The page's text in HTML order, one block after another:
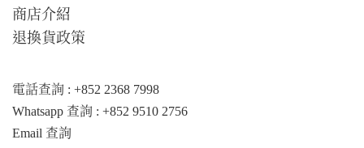
商店介紹
退換貨政策
電話查詢 : +852 2368 7998
Whatsapp 查詢 : +852 9510 2756
Email 查詢